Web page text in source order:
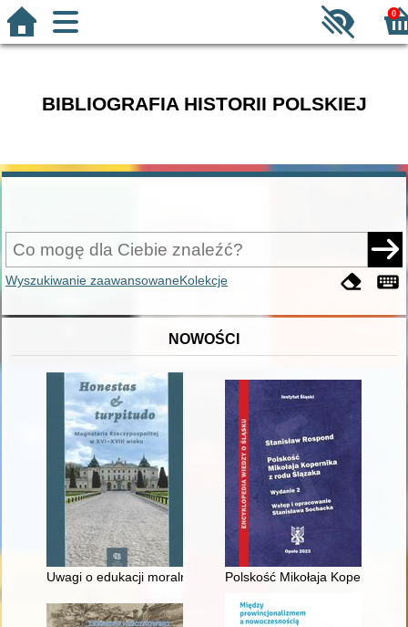
0
BIBLIOGRAFIA HISTORII POLSKIEJ
Wyszukiwanie zaawansowaneKolekcje
NOWOŚCI
Uwagi o edukacji moralnej synów szlacheckich w XVI-
Polskość Mikołaja Kopernika z